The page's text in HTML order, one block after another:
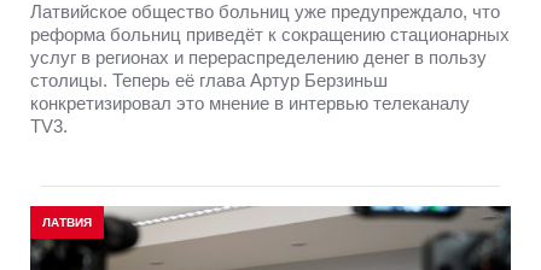
Латвийское общество больниц уже предупреждало, что
реформа больниц приведёт к сокращению стационарных
услуг в регионах и перераспределению денег в пользу
столицы. Теперь её глава Артур Берзиньш
конкретизировал это мнение в интервью телеканалу
TV3.
ЛАТВИЯ